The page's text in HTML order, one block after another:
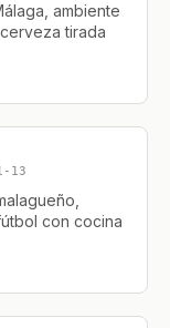
ambiente
tirada
13
con cocina